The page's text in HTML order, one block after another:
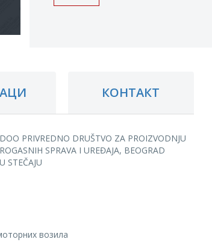
КОНТАКТ
PRIVREDNO DRUŠTVO ZA PROIZVODNJU
SPRAVA I UREĐAJA, BEOGRAD
STEČAJU
возила